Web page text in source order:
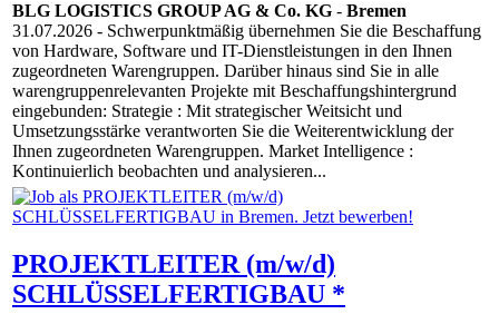
BLG LOGISTICS GROUP AG & Co. KG - Bremen
31.07.2026 - Schwerpunktmäßig übernehmen Sie die Beschaffung
von Hardware, Software und IT-Dienstleistungen in den Ihnen
zugeordneten Warengruppen. Darüber hinaus sind Sie in alle
warengruppenrelevanten Projekte mit Beschaffungshintergrund
eingebunden: Strategie : Mit strategischer Weitsicht und
Umsetzungsstärke verantworten Sie die Weiterentwicklung der
Ihnen zugeordneten Warengruppen. Market Intelligence :
Kontinuierlich beobachten und analysieren...
PROJEKTLEITER (m/w/d)
SCHLÜSSELFERTIGBAU *